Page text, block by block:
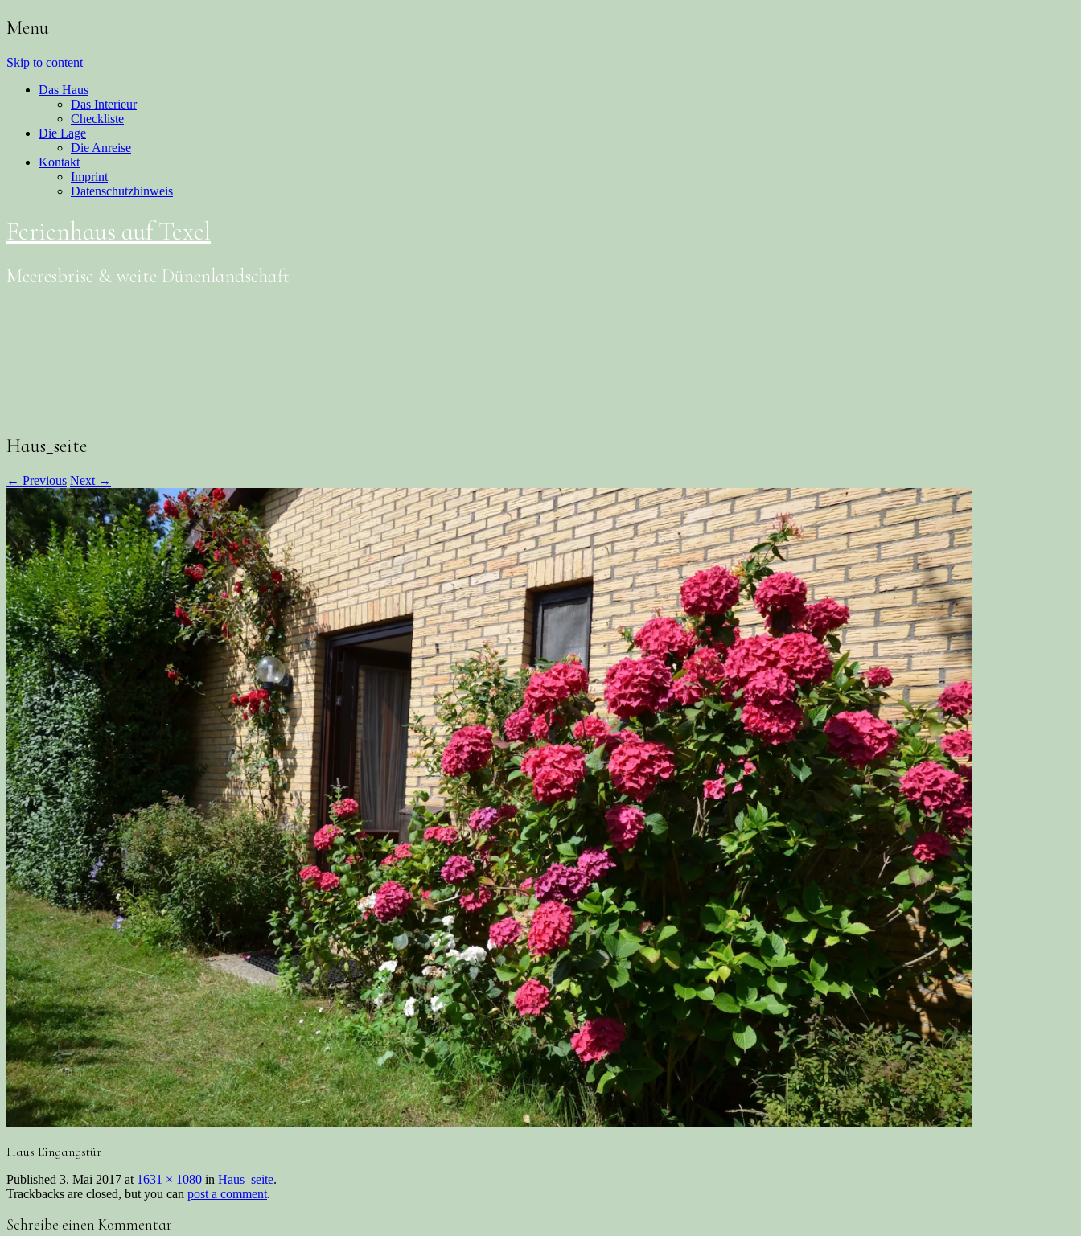
Menu
Skip to content
Das Haus
Das Interieur
Checkliste
Die Lage
Die Anreise
Kontakt
Imprint
Datenschutzhinweis
Ferienhaus auf Texel
Meeresbrise & weite Dünenlandschaft
Haus_seite
← Previous Next →
Haus Eingangstür
Published 3. Mai 2017 at 1631 × 1080 in Haus_seite.
Trackbacks are closed, but you can post a comment.
Schreibe einen Kommentar